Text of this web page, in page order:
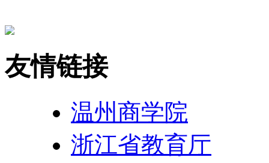
友情链接
温州商学院
浙江省教育厅